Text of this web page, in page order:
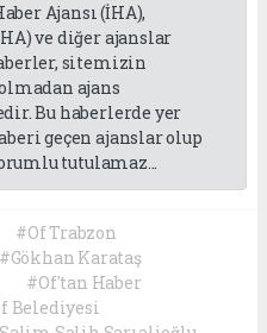
Ajansı (İHA),
ve diğer ajanslar
sitemizin
ajans
Bu haberlerde yer
geçen ajanslar olup
tutulamaz...
#Of Trabzon
#Gökhan Karataş
#Of'tan Haber
Belediyesi